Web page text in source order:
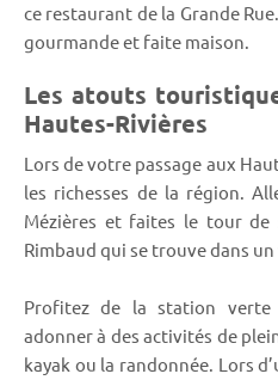
ce restaurant de la Grande
gourmande et faite maison.
Les atouts
Hautes-Rivières
Lors de votre passage aux
les richesses de la région.
Mézières et faites le tour de
Rimbaud qui se trouve dans
Profitez de la station
adonner à des activités de
kayak ou la randonnée. Lors